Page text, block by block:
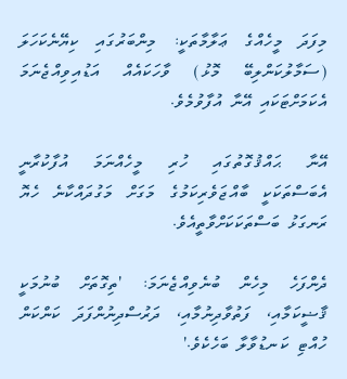
މިފަދަ މީހެއްގެ ޢަލާމާތަކީ: މިންބަރުގައި ކިޔޭނެކަހަލަ
އެކަމަށްޓަކައި އޭނާ އުފާވުމެވެ.
އޭނާ ޙައްޤުގޮތުގައި ހުރި މީހެއްނަމަ އުފާކުރާނީ
އެބަސްތަކަކީ ބާއްޖަވެރިކަމުގެ މަގަށް މަގުދައްކާނެ ހެޔޮ
ރަނގަޅު ބަސްތަކަކަށްވާތީއެވެ.
ޤާޟީކަމާއި، ފަތުވާދިނުމާއި، ދަރުސްދިނުންފަދަ ކަންކަން
ހުއްޓި ކަނޑުވާލާ ބަހެކެވެ.'